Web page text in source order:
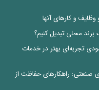
وظایف و کارهای آنها
محلی تبدیل کنیم؟
تجربه‌ای بهتر در خدمات
صنعتی: راهکارهای حفاظت از